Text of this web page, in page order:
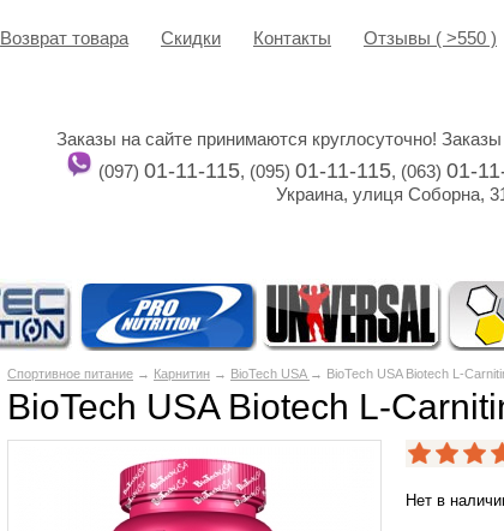
Возврат товара Cкидки Контакты
Отзывы ( >550 )
Заказы на сайте принимаются круглосуточно!
(097) 01-11-115, (095) 01-11-115, (063) 01-
Украина, улиця Соборна,
Спортивное питание → Карнитин → BioTech USA → BioTech USA Biotech L-
BioTech USA Biotech L-
Нет в